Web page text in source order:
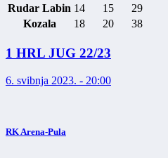
Rudar Labin 14 15
29
Kozala
18 20 38
1 HRL JUG 22/23
6. svibnja 2023. - 20:00
RK Arena-Pula